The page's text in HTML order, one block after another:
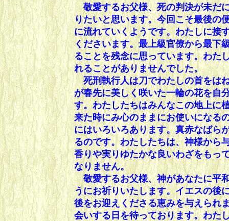
敬愛するお父様、死の判決が未だ
りたいと思います。今回こそ最後の
に流れていくようです。わたしに接
くださいます。最上級官僚から最下
ることを残念に思っています。わた
れることがありませんでした。
死刑執行人は刀でわたしの首をは
が春先に美しく咲いた一輪の花を自
す。わたしたちはみんなこの地上に
来た時にみ心のままにお使いになる
にはいろいろあります。真赤なばら
るのです。わたしたちは、神様から
香りや実りゆたかな良いわざをもっ
なりません。
敬愛するお父様、神があなたに平
うにお祈りいたします。イエスの後
後をお迎えくださる恵みを与えられ
会いする日を待っております。わた